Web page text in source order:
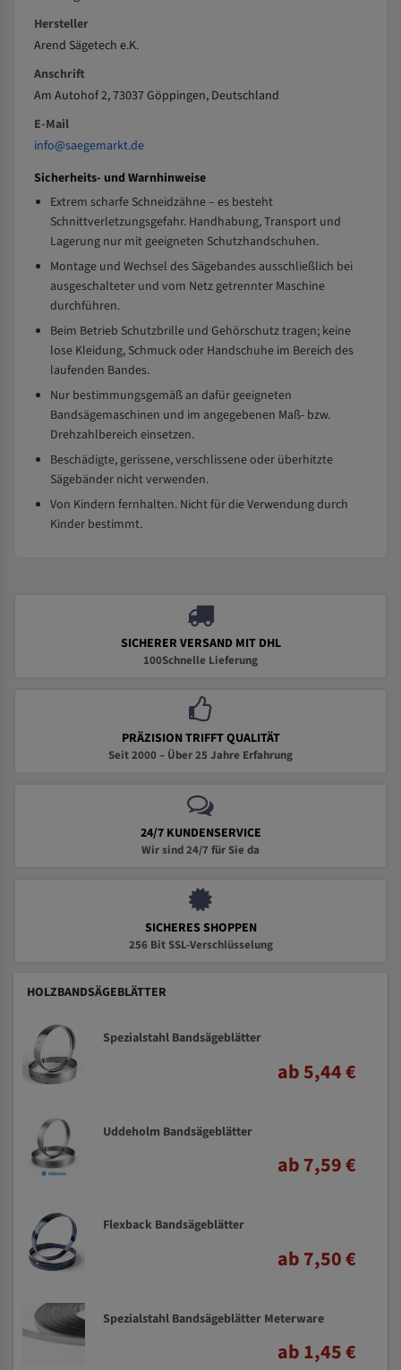
Hersteller
Arend Sägetech e.K.
Anschrift
Am Autohof 2, 73037 Göppingen, Deutschland
E-Mail
info@saegemarkt.de
Sicherheits- und Warnhinweise
Extrem scharfe Schneidzähne – es besteht
Schnittverletzungsgefahr. Handhabung, Transport und
Lagerung nur mit geeigneten Schutzhandschuhen.
Montage und Wechsel des Sägebandes ausschließlich bei
ausgeschalteter und vom Netz getrennter Maschine
durchführen.
Beim Betrieb Schutzbrille und Gehörschutz tragen; keine
lose Kleidung, Schmuck oder Handschuhe im Bereich des
laufenden Bandes.
Nur bestimmungsgemäß an dafür geeigneten
Bandsägemaschinen und im angegebenen Maß- bzw.
Drehzahlbereich einsetzen.
Beschädigte, gerissene, verschlissene oder überhitzte
Sägebänder nicht verwenden.
Von Kindern fernhalten. Nicht für die Verwendung durch
Kinder bestimmt.
SICHERER VERSAND MIT DHL
100Schnelle Lieferung
PRÄZISION TRIFFT QUALITÄT
Seit 2000 – Über 25 Jahre Erfahrung
24/7 KUNDENSERVICE
Wir sind 24/7 für Sie da
SICHERES SHOPPEN
256 Bit SSL-Verschlüsselung
HOLZBANDSÄGEBLÄTTER
Spezialstahl Bandsägeblätter
ab 5,44 €
Uddeholm Bandsägeblätter
ab 7,59 €
Flexback Bandsägeblätter
ab 7,50 €
Spezialstahl Bandsägeblätter Meterware
ab 1,45 €